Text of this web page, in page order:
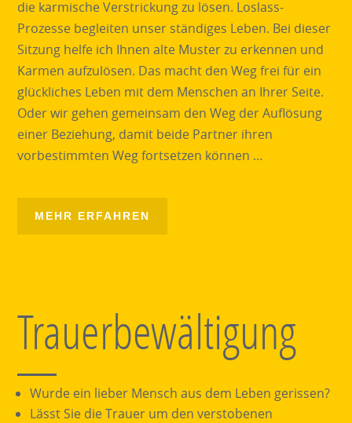
die karmische Verstrickung zu lösen. Loslass-
Prozesse begleiten unser ständiges Leben. Bei dieser
Sitzung helfe ich Ihnen alte Muster zu erkennen und
Karmen aufzulösen. Das macht den Weg frei für ein
glückliches Leben mit dem Menschen an Ihrer Seite.
Oder wir gehen gemeinsam den Weg der Auflösung
einer Beziehung, damit beide Partner ihren
vorbestimmten Weg fortsetzen können …
MEHR ERFAHREN
Trauerbewältigung
Wurde ein lieber Mensch aus dem Leben gerissen?
Lässt Sie die Trauer um den verstobenen